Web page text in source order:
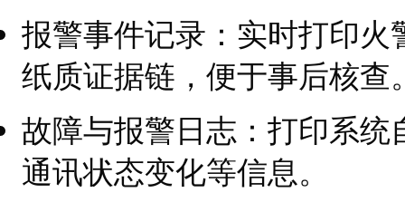
报警事件记录：实时打印
纸质证据链，便于事后核查
故障与报警日志：打印系
通讯状态变化等信息。